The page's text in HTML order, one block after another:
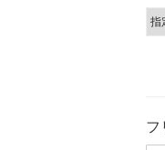
フ